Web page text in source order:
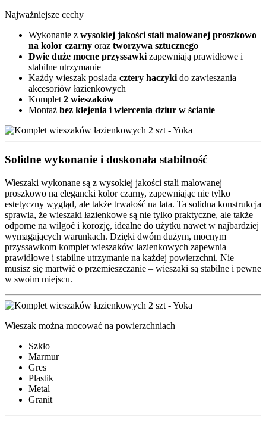
Najważniejsze cechy
Wykonanie z wysokiej jakości stali malowanej proszkowo
na kolor czarny oraz tworzywa sztucznego
Dwie duże mocne przyssawki zapewniają prawidłowe i
stabilne utrzymanie
Każdy wieszak posiada cztery haczyki do zawieszania
akcesoriów łazienkowych
Komplet 2 wieszaków
Montaż bez klejenia i wiercenia dziur w ścianie
Solidne wykonanie i doskonała stabilność
Wieszaki wykonane są z wysokiej jakości stali malowanej
proszkowo na elegancki kolor czarny, zapewniając nie tylko
estetyczny wygląd, ale także trwałość na lata. Ta solidna konstrukcja
sprawia, że wieszaki łazienkowe są nie tylko praktyczne, ale także
odporne na wilgoć i korozję, idealne do użytku nawet w najbardziej
wymagających warunkach. Dzięki dwóm dużym, mocnym
przyssawkom komplet wieszaków łazienkowych zapewnia
prawidłowe i stabilne utrzymanie na każdej powierzchni. Nie
musisz się martwić o przemieszczanie – wieszaki są stabilne i pewne
w swoim miejscu.
Wieszak można mocować na powierzchniach
Szkło
Marmur
Gres
Plastik
Metal
Granit